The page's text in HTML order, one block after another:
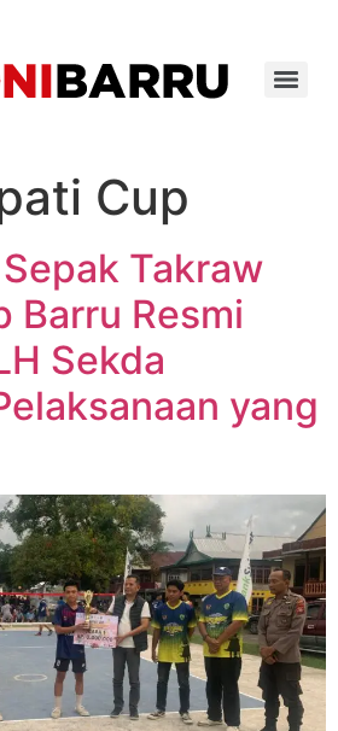
Cup
Takraw
Barru Resmi
Sekda
yang